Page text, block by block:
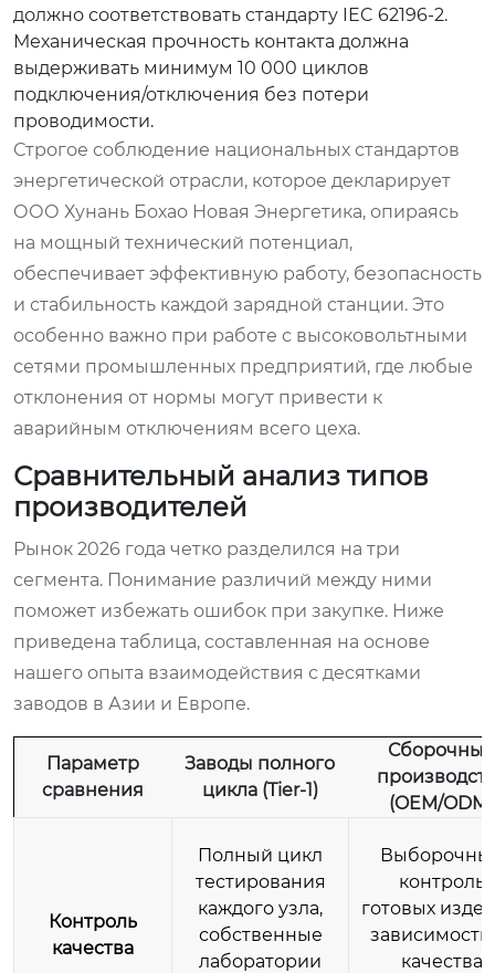
должно соответствовать стандарту IEC 62196-2.
Механическая прочность контакта должна
выдерживать минимум 10 000 циклов
подключения/отключения без потери
проводимости.
Строгое соблюдение национальных стандартов
энергетической отрасли, которое декларирует
ООО Хунань Бохао Новая Энергетика, опираясь
на мощный технический потенциал,
обеспечивает эффективную работу, безопасность
и стабильность каждой зарядной станции. Это
особенно важно при работе с высоковольтными
сетями промышленных предприятий, где любые
отклонения от нормы могут привести к
аварийным отключениям всего цеха.
Сравнительный анализ типов
производителей
Рынок 2026 года четко разделился на три
сегмента. Понимание различий между ними
поможет избежать ошибок при закупке. Ниже
приведена таблица, составленная на основе
нашего опыта взаимодействия с десятками
заводов в Азии и Европе.
Параметр
сравнения
Заводы полного
цикла (Tier-1)
Сборочные
(OEM/ODM)
Контроль
качества
Полный цикл
тестирования
каждого узла,
собственные
лаборатории
контроль
готовых
зависимость
качества